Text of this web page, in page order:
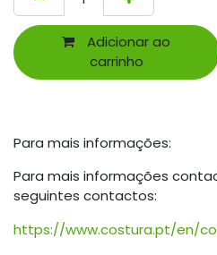
Adicionar ao
carrinho
Para mais informações:
Para mais informações
seguintes contactos:
https://www.costura.pt/en/